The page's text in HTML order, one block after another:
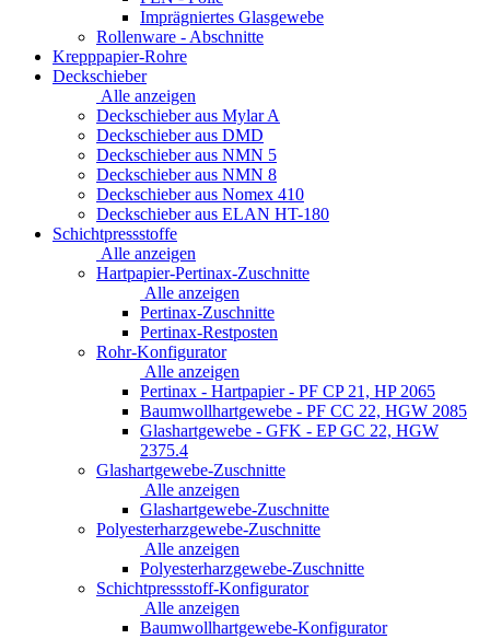
Imprägniertes Glasgewebe
Rollenware - Abschnitte
Krepppapier-Rohre
Deckschieber
Alle anzeigen
Deckschieber aus Mylar A
Deckschieber aus DMD
Deckschieber aus NMN 5
Deckschieber aus NMN 8
Deckschieber aus Nomex 410
Deckschieber aus ELAN HT-180
Schichtpressstoffe
Alle anzeigen
Hartpapier-Pertinax-Zuschnitte
Alle anzeigen
Pertinax-Zuschnitte
Pertinax-Restposten
Rohr-Konfigurator
Alle anzeigen
Pertinax - Hartpapier - PF CP 21, HP 2065
Baumwollhartgewebe - PF CC 22, HGW 2085
Glashartgewebe - GFK - EP GC 22, HGW
2375.4
Glashartgewebe-Zuschnitte
Alle anzeigen
Glashartgewebe-Zuschnitte
Polyesterharzgewebe-Zuschnitte
Alle anzeigen
Polyesterharzgewebe-Zuschnitte
Schichtpressstoff-Konfigurator
Alle anzeigen
Baumwollhartgewebe-Konfigurator